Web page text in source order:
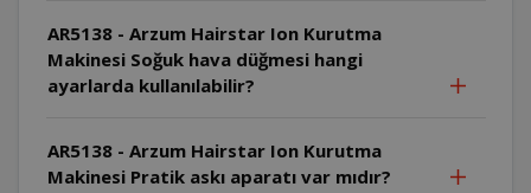
AR5138 - Arzum Hairstar Ion Kurutma
Makinesi Soğuk hava düğmesi hangi
ayarlarda kullanılabilir?
AR5138 - Arzum Hairstar Ion Kurutma
Makinesi Pratik askı aparatı var mıdır?